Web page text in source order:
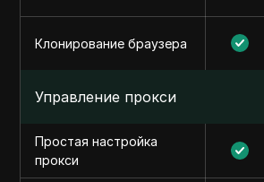
Клонирование браузера
Управление прокси
Простая настройка
прокси